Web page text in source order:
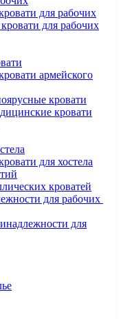
для рабочих
для рабочих
армейского
кровати
кровати
для хостела
кроватей
для рабочих
для